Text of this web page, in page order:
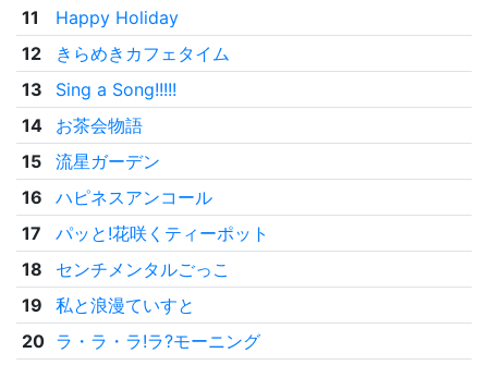
11
Happy Holiday
12
きらめきカフェタイム
13
Sing a Song!!!!!
14
お茶会物語
15
流星ガーデン
16
ハピネスアンコール
17
パッと!花咲くティーポット
18
センチメンタルごっこ
19
私と浪漫ていすと
20 ラ・ラ・ラ!ラ?モーニング